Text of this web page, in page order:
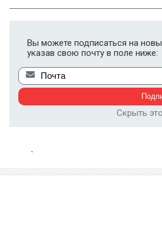
Вы можете подписаться на
указав свою почту в поле ниже:
Скрыть